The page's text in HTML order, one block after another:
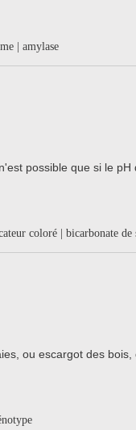
| amylase
possible que si le
coloré | bicarbonate de
ou escargot des